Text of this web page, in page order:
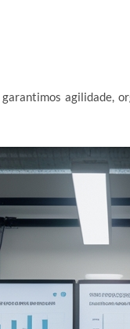
agilidade,